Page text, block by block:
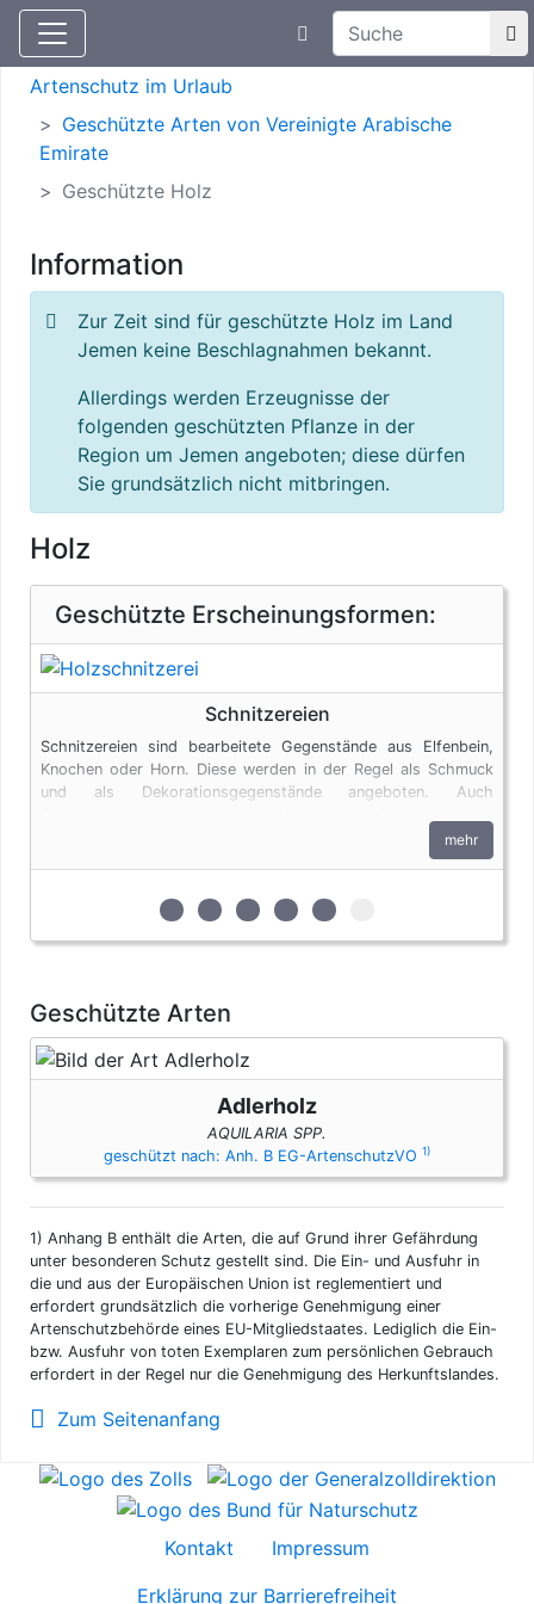
Aktuelle Meldungen
Suchtexteingabe
Artenschutz
Artenschutz im Urlaub
Geschützte Arten von Vereinigte Arabische
Emirate
Geschützte Holz
Information
Zur Zeit sind für geschützte Holz im Land
Jemen keine Beschlagnahmen bekannt.
Allerdings werden Erzeugnisse der
folgenden geschützten Pflanze in der
Region um Jemen angeboten; diese dürfen
Sie grundsätzlich nicht mitbringen.
Holz
Geschützte Erscheinungsformen:
Schnitzereien
Schnitzereien sind bearbeitete Gegenstände aus Elfenbein,
Knochen oder Horn. Diese werden in der Regel als Schmuck
und als Dekorationsgegenstände angeboten. Auch
mehr
zur 1. geschützten Erscheinungsform
zur 2. geschützten
zur 3. geschützten
zur 4. geschützten
zur 5. geschützten
Geschützte Arten
Adlerholz
AQUILARIA SPP.
geschützt nach: Anh. B EG-ArtenschutzVO 1)
1) Anhang B enthält die Arten, die auf Grund ihrer Gefährdung
unter besonderen Schutz gestellt sind. Die Ein- und Ausfuhr in
die und aus der Europäischen Union ist reglementiert und
erfordert grundsätzlich die vorherige Genehmigung einer
Artenschutzbehörde eines EU-Mitgliedstaates. Lediglich die Ein-
bzw. Ausfuhr von toten Exemplaren zum persönlichen Gebrauch
erfordert in der Regel nur die Genehmigung des Herkunftslandes.
Zum Seitenanfang
Kontakt
Impressum
Erklärung zur Barrierefreiheit